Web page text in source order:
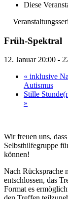
Diese
Früh-Spektral
12. Januar 20:00 -
« inklusive
Autismus
Stille
»
Wir freuen uns,
Selbsthilfegruppe
können!
Nach Rücksprache
entschlossen, das
Format es